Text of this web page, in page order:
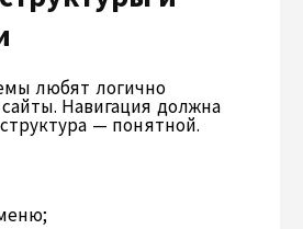
любят логично
Навигация должна
— понятной.